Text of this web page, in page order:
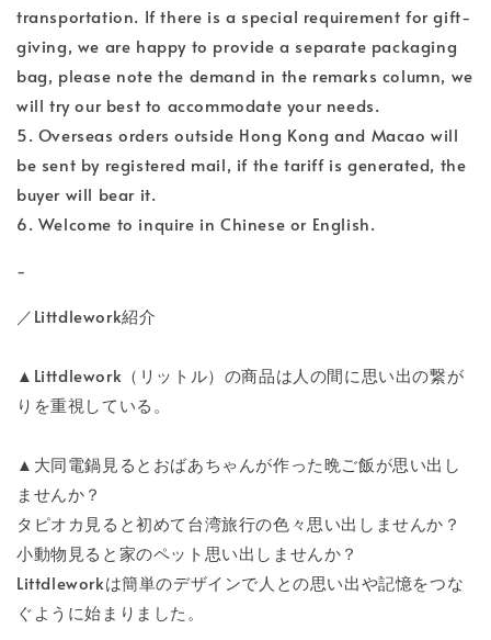
transportation. If there is a special requirement for gift-
giving, we are happy to provide a separate packaging
bag, please note the demand in the remarks column, we
will try our best to accommodate your needs.
5. Overseas orders outside Hong Kong and Macao will
be sent by registered mail, if the tariff is generated, the
buyer will bear it.
6. Welcome to inquire in Chinese or English.
-
／Littdlework紹介
▲Littdlework（リットル）の商品は人の間に思い出の繋が
りを重視している。
▲大同電鍋見るとおばあちゃんが作った晩ご飯が思い出し
ませんか？
タピオカ見ると初めて台湾旅行の色々思い出しませんか？
小動物見ると家のペット思い出しませんか？
Littdleworkは簡単のデザインで人との思い出や記憶をつな
ぐように始まりました。